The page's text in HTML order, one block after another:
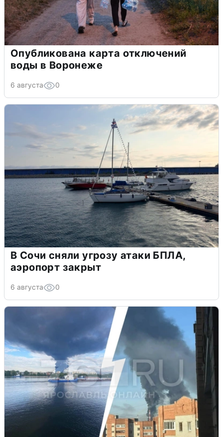
Опубликована карта отключений
воды в Воронеже
6 августа 0
В Сочи сняли угрозу атаки БПЛА,
аэропорт закрыт
6 августа 0